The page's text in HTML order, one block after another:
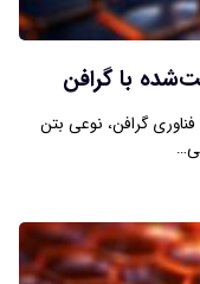
با گرافن
گرافن، نوعی بتن